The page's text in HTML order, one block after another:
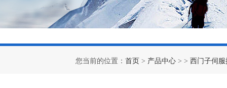
您当前的位置： 首页 > 产品中心 > > 西门子伺